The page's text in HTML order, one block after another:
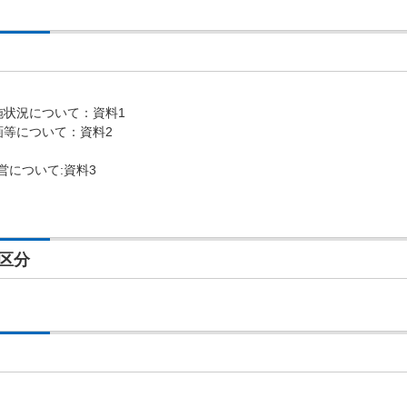
況について：資料1
について：資料2
について:資料3
分